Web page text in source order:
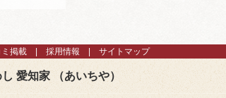
掲載 採用情報 サイトマップ
愛知家 （あいちや）